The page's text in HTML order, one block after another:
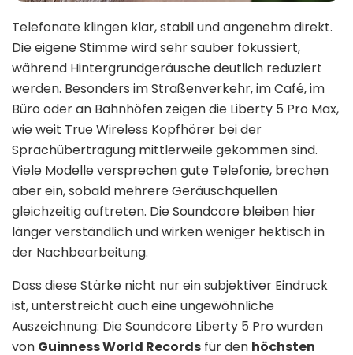
Telefonate klingen klar, stabil und angenehm direkt.
Die eigene Stimme wird sehr sauber fokussiert,
während Hintergrundgeräusche deutlich reduziert
werden. Besonders im Straßenverkehr, im Café, im
Büro oder an Bahnhöfen zeigen die Liberty 5 Pro Max,
wie weit True Wireless Kopfhörer bei der
Sprachübertragung mittlerweile gekommen sind.
Viele Modelle versprechen gute Telefonie, brechen
aber ein, sobald mehrere Geräuschquellen
gleichzeitig auftreten. Die Soundcore bleiben hier
länger verständlich und wirken weniger hektisch in
der Nachbearbeitung.
Dass diese Stärke nicht nur ein subjektiver Eindruck
ist, unterstreicht auch eine ungewöhnliche
Auszeichnung: Die Soundcore Liberty 5 Pro wurden
von Guinness World Records für den höchsten